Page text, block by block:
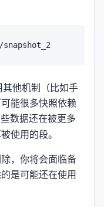
他机制（比如手
能很多快照依赖
数据还在被更多
使用的段。
，你将会面临备
是可能还在使用